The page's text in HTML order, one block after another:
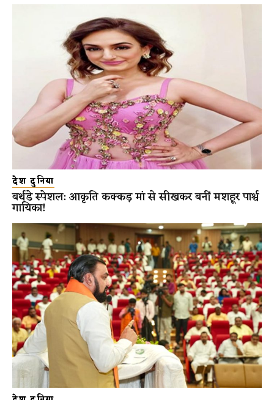
देश दुनिया
बर्थडे स्पेशल: आकृति कक्कड़ मां से सीखकर बनीं मशहूर पार्श्व
गायिका!